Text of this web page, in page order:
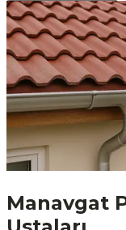
Manavgat